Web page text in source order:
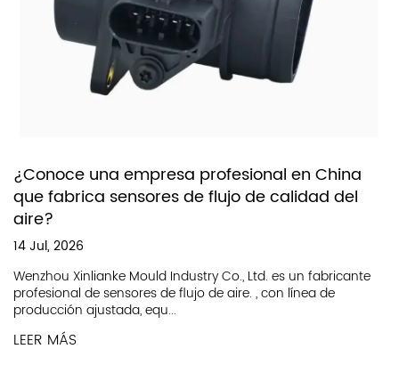
en China
del
un fabricante
línea de
Sistemas de producción de
¿Qué produce una fábrica de medidores
Fábrica de medidores de flujo de aire
diseñados pa...